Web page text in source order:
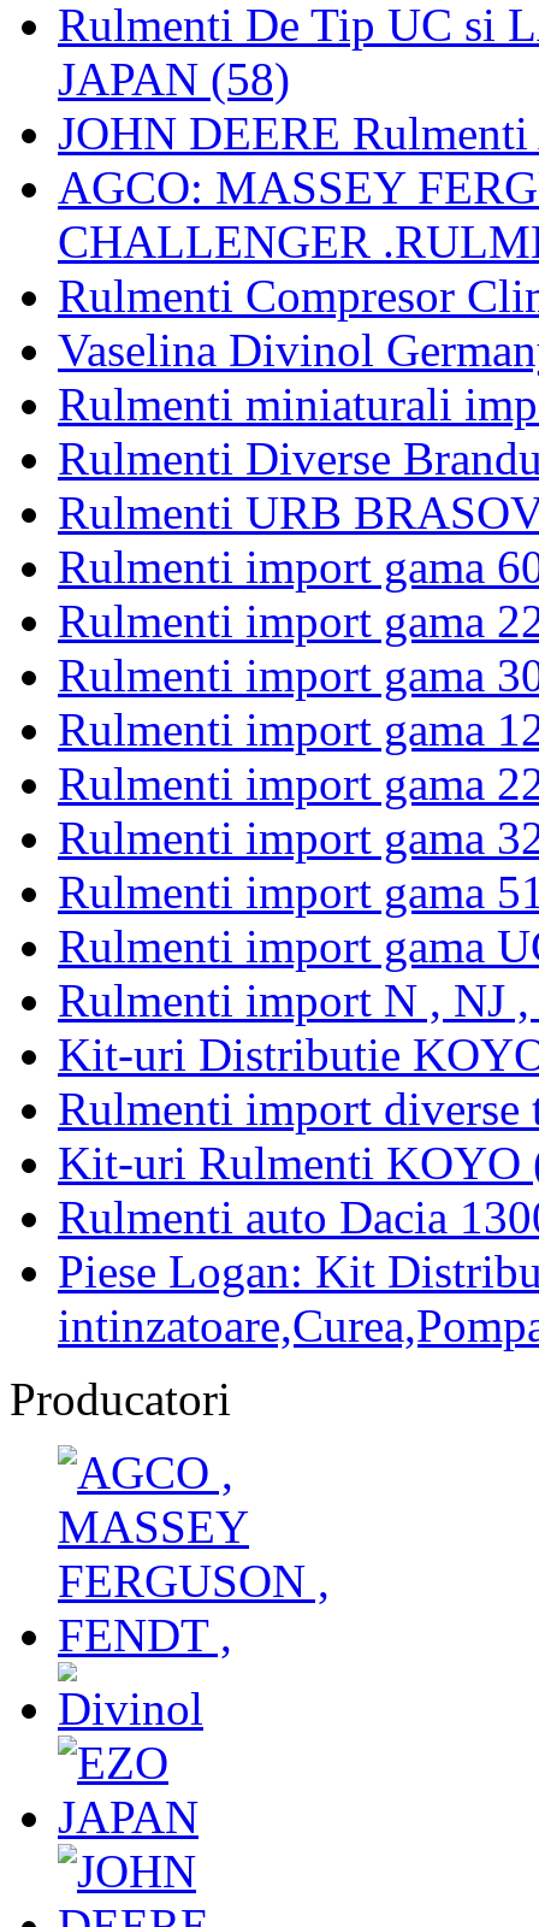
Rulmenti De Tip UC si
JAPAN (58)
JOHN DEERE
AGCO: MASSEY
CHALLENGER
Rulmenti Compresor
Vaselina Divinol
Rulmenti miniaturali
Rulmenti Diverse
Rulmenti URB
Rulmenti import gama
Rulmenti import gama
Rulmenti import gama
Rulmenti import gama
Rulmenti import gama
Rulmenti import gama
Rulmenti import gama
Rulmenti import gama
Rulmenti import N , NJ
Kit-uri Distributie
Rulmenti import
Kit-uri Rulmenti KOYO
Rulmenti auto Dacia
Piese Logan: Kit
Producatori